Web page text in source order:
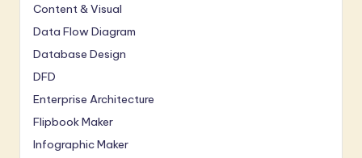
Content & Visual
Data Flow Diagram
Database Design
DFD
Enterprise Architecture
Flipbook Maker
Infographic Maker